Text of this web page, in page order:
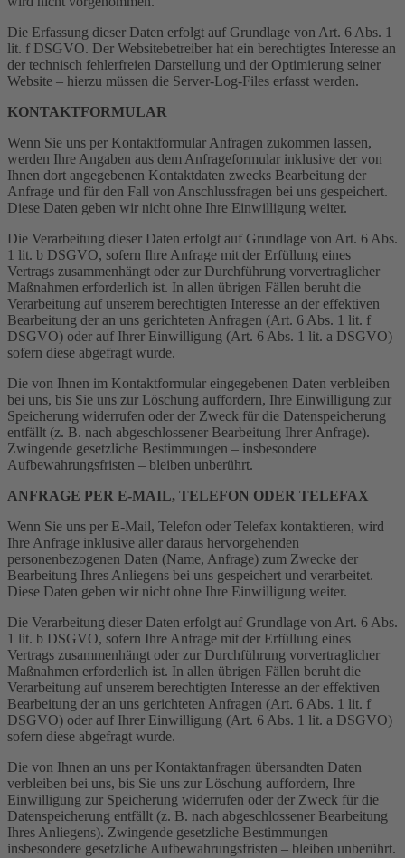
Die Erfassung dieser Daten erfolgt auf Grundlage von Art. 6 Abs. 1
lit. f DSGVO. Der Websitebetreiber hat ein berechtigtes Interesse an
der technisch fehlerfreien Darstellung und der Optimierung seiner
Website – hierzu müssen die Server-Log-Files erfasst werden.
KONTAKTFORMULAR
Wenn Sie uns per Kontaktformular Anfragen zukommen lassen,
werden Ihre Angaben aus dem Anfrageformular inklusive der von
Ihnen dort angegebenen Kontaktdaten zwecks Bearbeitung der
Anfrage und für den Fall von Anschlussfragen bei uns gespeichert.
Diese Daten geben wir nicht ohne Ihre Einwilligung weiter.
Die Verarbeitung dieser Daten erfolgt auf Grundlage von Art. 6 Abs.
1 lit. b DSGVO, sofern Ihre Anfrage mit der Erfüllung eines
Vertrags zusammenhängt oder zur Durchführung vorvertraglicher
Maßnahmen erforderlich ist. In allen übrigen Fällen beruht die
Verarbeitung auf unserem berechtigten Interesse an der effektiven
Bearbeitung der an uns gerichteten Anfragen (Art. 6 Abs. 1 lit. f
DSGVO) oder auf Ihrer Einwilligung (Art. 6 Abs. 1 lit. a DSGVO)
sofern diese abgefragt wurde.
Die von Ihnen im Kontaktformular eingegebenen Daten verbleiben
bei uns, bis Sie uns zur Löschung auffordern, Ihre Einwilligung zur
Speicherung widerrufen oder der Zweck für die Datenspeicherung
entfällt (z. B. nach abgeschlossener Bearbeitung Ihrer Anfrage).
Zwingende gesetzliche Bestimmungen – insbesondere
Aufbewahrungsfristen – bleiben unberührt.
ANFRAGE PER E-MAIL, TELEFON ODER TELEFAX
Wenn Sie uns per E-Mail, Telefon oder Telefax kontaktieren, wird
Ihre Anfrage inklusive aller daraus hervorgehenden
personenbezogenen Daten (Name, Anfrage) zum Zwecke der
Bearbeitung Ihres Anliegens bei uns gespeichert und verarbeitet.
Diese Daten geben wir nicht ohne Ihre Einwilligung weiter.
Die Verarbeitung dieser Daten erfolgt auf Grundlage von Art. 6 Abs.
1 lit. b DSGVO, sofern Ihre Anfrage mit der Erfüllung eines
Vertrags zusammenhängt oder zur Durchführung vorvertraglicher
Maßnahmen erforderlich ist. In allen übrigen Fällen beruht die
Verarbeitung auf unserem berechtigten Interesse an der effektiven
Bearbeitung der an uns gerichteten Anfragen (Art. 6 Abs. 1 lit. f
DSGVO) oder auf Ihrer Einwilligung (Art. 6 Abs. 1 lit. a DSGVO)
sofern diese abgefragt wurde.
Die von Ihnen an uns per Kontaktanfragen übersandten Daten
verbleiben bei uns, bis Sie uns zur Löschung auffordern, Ihre
Einwilligung zur Speicherung widerrufen oder der Zweck für die
Datenspeicherung entfällt (z. B. nach abgeschlossener Bearbeitung
Ihres Anliegens). Zwingende gesetzliche Bestimmungen –
insbesondere gesetzliche Aufbewahrungsfristen – bleiben unberührt.